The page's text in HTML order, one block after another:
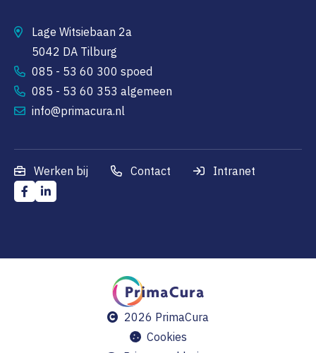
Lage Witsiebaan 2a
5042 DA Tilburg
085 - 53 60 300 spoed
085 - 53 60 353 algemeen
info@primacura.nl
Werken bij Contact Intranet
2026 PrimaCura
Cookies